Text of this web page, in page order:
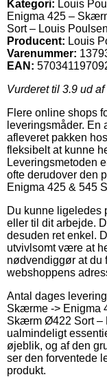
Kategori: Louis
Enigma 425 –
Sort – Louis Poulsen
Producent: Louis
Varenummer:
EAN:
Vurderet til 3.9 ud af
Flere online shops
leveringsmåder. En
afleveret pakken
fleksibelt at kunne
Leveringsmetoden
ofte derudover den
Enigma 425 & 545
Du kunne ligeledes
eller til dit arbejde.
desuden ret enkel.
utvivlsomt være at
nødvendiggør at du
webshoppens
Antal dages
Skærme -> Enigma
Skærm Ø422 Sort –
ualmindeligt
øjeblik, og af den
ser den forventede
produkt.